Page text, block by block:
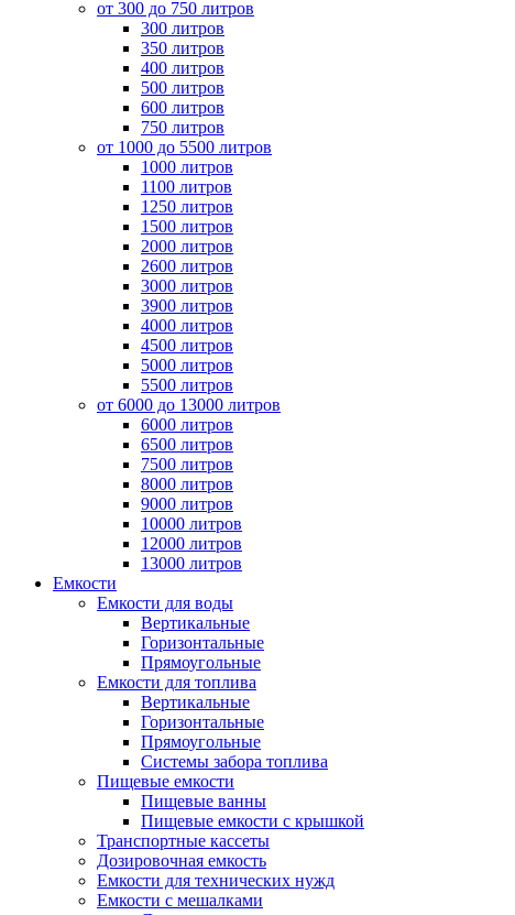
от 300 до 750 литров
300 литров
350 литров
400 литров
500 литров
600 литров
750 литров
от 1000 до 5500 литров
1000 литров
1100 литров
1250 литров
1500 литров
2000 литров
2600 литров
3000 литров
3900 литров
4000 литров
4500 литров
5000 литров
5500 литров
от 6000 до 13000 литров
6000 литров
6500 литров
7500 литров
8000 литров
9000 литров
10000 литров
12000 литров
13000 литров
Емкости
Емкости для воды
Вертикальные
Горизонтальные
Прямоугольные
Емкости для топлива
Вертикальные
Горизонтальные
Прямоугольные
Системы забора топлива
Пищевые емкости
Пищевые ванны
Пищевые емкости с крышкой
Транспортные кассеты
Дозировочная емкость
Емкости для технических нужд
Емкости с мешалками